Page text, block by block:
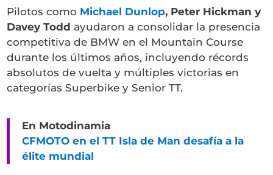
Pilotos como Michael Dunlop, Peter Hickman y
Davey Todd ayudaron a consolidar la presencia
competitiva de BMW en el Mountain Course
durante los últimos años, incluyendo récords
absolutos de vuelta y múltiples victorias en
categorías Superbike y Senior TT.
En Motodinamia
CFMOTO en el TT Isla de Man desafía a la
élite mundial